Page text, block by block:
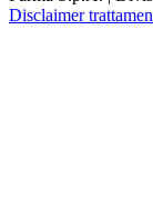
Disclaimer